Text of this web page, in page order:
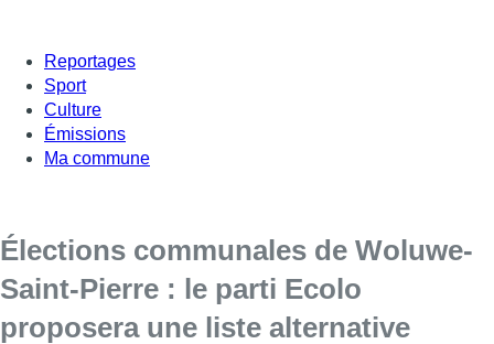
Reportages
Sport
Culture
Émissions
Ma commune
Élections communales de Woluwe-
Saint-Pierre : le parti Ecolo
proposera une liste alternative